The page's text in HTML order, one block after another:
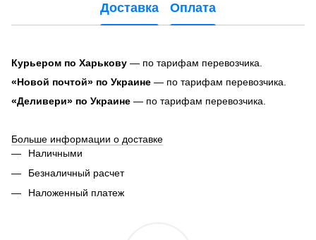
Доставка Оплата
Курьером по Харькову — по тарифам перевозчика.
«Новой почтой» по Украине — по тарифам перевозчика.
«Деливери» по Украине — по тарифам перевозчика.
Больше информации о доставке
Наличными
Безналичный расчет
Наложенный платеж